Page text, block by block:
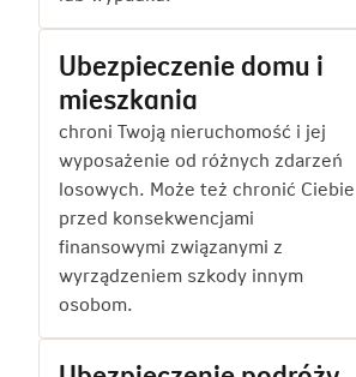
Ubezpieczenie domu i
mieszkania
chroni Twoją nieruchomość i jej
wyposażenie od różnych zdarzeń
losowych. Może też chronić Ciebie
przed konsekwencjami
finansowymi związanymi z
wyrządzeniem szkody innym
osobom.